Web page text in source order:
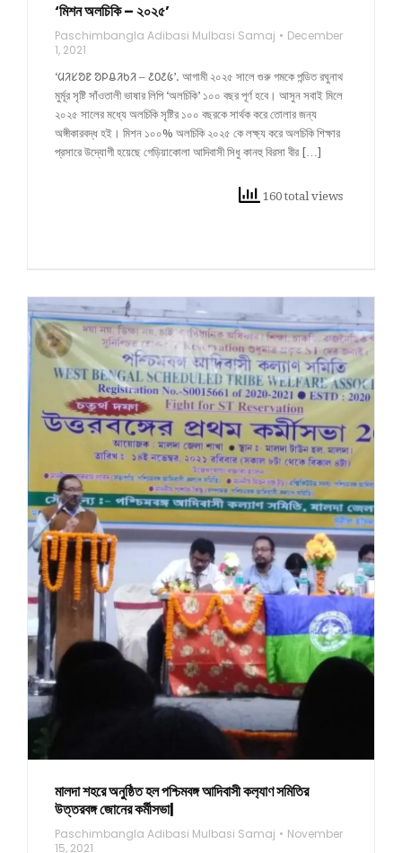
‘মিশন অলচিকি – ২০২৫’
Paschimbangla Adibasi Mulbasi Samaj
December
1, 2021
‘ᱢᱤᱥᱚᱱ ᱚᱞᱪᱤᱠᱤ – ᱒᱐᱒᱕’. আগামী ২০২৫ সালে গুরু গমকে পন্ডিত রঘুনাথ
মুর্মূর সৃষ্টি সাঁওতালী ভাষার লিপি ‘অলচিকি’ ১০০ বছর পূর্ণ হবে। আসুন সবাই মিলে
২০২৫ সালের মধ্যে অলচিকি সৃষ্টির ১০০ বছরকে সার্থক করে তোলার জন্য
অঙ্গীকারবদ্ধ হই। মিশন ১০০% অলচিকি ২০২৫ কে লক্ষ্য করে অলচিকি শিক্ষার
প্রসারে উদ্যোগী হয়েছে গেড়িয়াকোলা আদিবাসী সিধু কানহু বিরসা বীর […]
160 total views
মালদা শহরে অনুষ্ঠিত হল পশ্চিমবঙ্গ আদিবাসী কল‍্যাণ সমিতির
উত্তরবঙ্গ জোনের কর্মীসভা|
Paschimbangla Adibasi Mulbasi Samaj
November
15, 2021